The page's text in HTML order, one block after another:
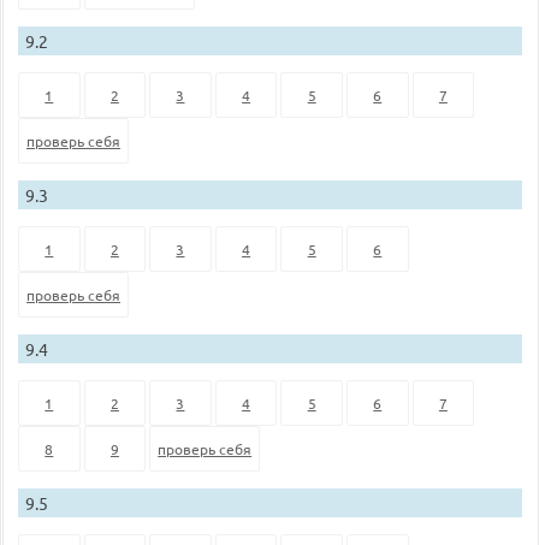
9.2
1 2 3 4 5 6 7
проверь себя
9.3
1 2 3 4 5 6
проверь себя
9.4
1 2 3 4 5 6 7
8 9 проверь себя
9.5